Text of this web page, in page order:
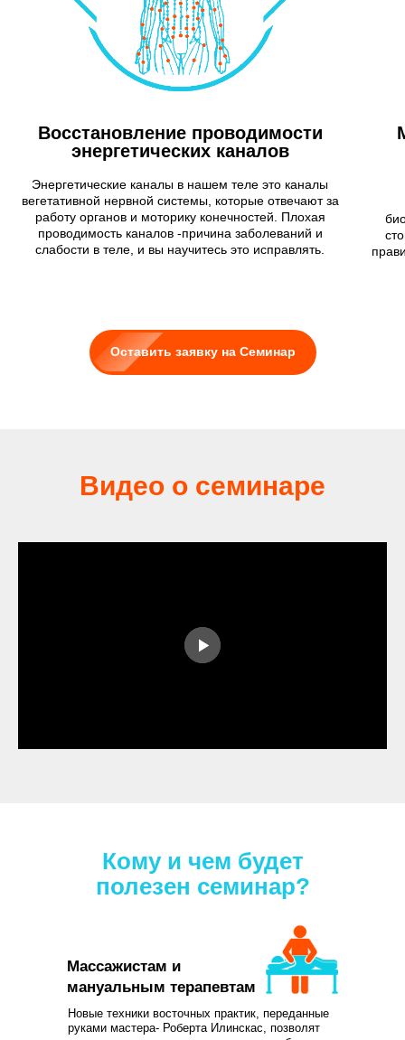
Восстановление проводимости
энергетических каналов
Энергетические каналы в нашем теле это каналы
вегетативной нервной системы, которые отвечают за
работу органов и моторику конечностей. Плохая
проводимость каналов -причина заболеваний и
слабости в теле, и вы научитесь это исправлять.
Оставить заявку на Семинар
Видео о семинаре
Кому и чем будет
полезен семинар?
Массажистам и
мануальным терапевтам
Новые техники восточных практик, переданные
руками мастера- Роберта Илинскас, позволят